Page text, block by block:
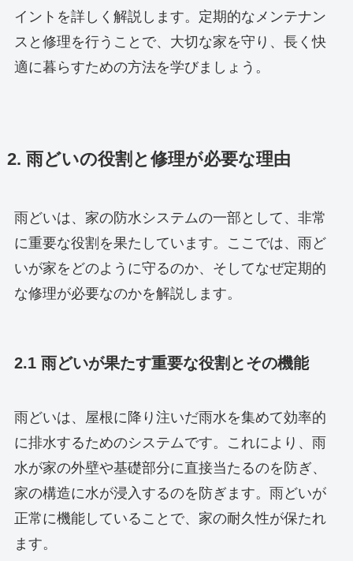
イントを詳しく解説します。定期的なメンテナン
スと修理を行うことで、大切な家を守り、長く快
適に暮らすための方法を学びましょう。
2. 雨どいの役割と修理が必要な理由
雨どいは、家の防水システムの一部として、非常
に重要な役割を果たしています。ここでは、雨ど
いが家をどのように守るのか、そしてなぜ定期的
な修理が必要なのかを解説します。
2.1 雨どいが果たす重要な役割とその機能
雨どいは、屋根に降り注いだ雨水を集めて効率的
に排水するためのシステムです。これにより、雨
水が家の外壁や基礎部分に直接当たるのを防ぎ、
家の構造に水が浸入するのを防ぎます。雨どいが
正常に機能していることで、家の耐久性が保たれ
ます。